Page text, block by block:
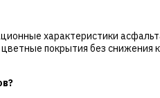
характеристики
покрытия без снижения